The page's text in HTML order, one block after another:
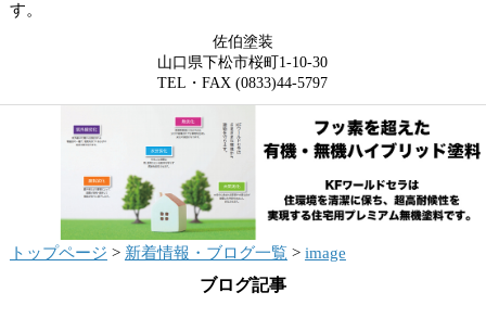
す。
佐伯塗装
山口県下松市桜町1-10-30
TEL・FAX (0833)44-5797
トップページ > 新着情報・ブログ一覧> image
ブログ記事